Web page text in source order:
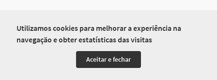
Utilizamos cookies para melhorar a experiência na
navegação e obter estatísticas das visitas
Aceitar e fechar